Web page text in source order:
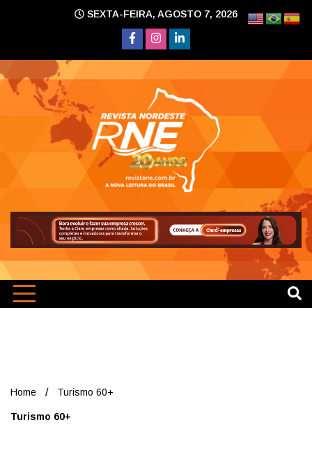
SEXTA-FEIRA, AGOSTO 7, 2026
Home Turismo 60+
Turismo 60+